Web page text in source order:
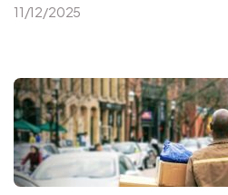
11/12/2025